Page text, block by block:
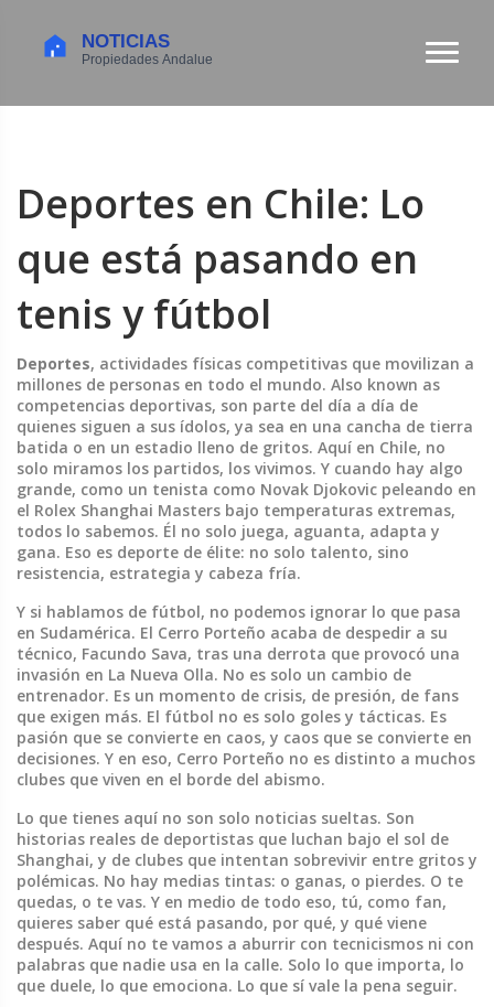
Deportes en Chile: Lo
que está pasando en
tenis y fútbol
Deportes, actividades físicas competitivas que movilizan a
millones de personas en todo el mundo. Also known as
competencias deportivas, son parte del día a día de
quienes siguen a sus ídolos, ya sea en una cancha de tierra
batida o en un estadio lleno de gritos. Aquí en Chile, no
solo miramos los partidos, los vivimos. Y cuando hay algo
grande, como un tenista como Novak Djokovic peleando en
el Rolex Shanghai Masters bajo temperaturas extremas,
todos lo sabemos. Él no solo juega, aguanta, adapta y
gana. Eso es deporte de élite: no solo talento, sino
resistencia, estrategia y cabeza fría.
Y si hablamos de fútbol, no podemos ignorar lo que pasa
en Sudamérica. El Cerro Porteño acaba de despedir a su
técnico, Facundo Sava, tras una derrota que provocó una
invasión en La Nueva Olla. No es solo un cambio de
entrenador. Es un momento de crisis, de presión, de fans
que exigen más. El fútbol no es solo goles y tácticas. Es
pasión que se convierte en caos, y caos que se convierte en
decisiones. Y en eso, Cerro Porteño no es distinto a muchos
clubes que viven en el borde del abismo.
Lo que tienes aquí no son solo noticias sueltas. Son
historias reales de deportistas que luchan bajo el sol de
Shanghai, y de clubes que intentan sobrevivir entre gritos y
polémicas. No hay medias tintas: o ganas, o pierdes. O te
quedas, o te vas. Y en medio de todo eso, tú, como fan,
quieres saber qué está pasando, por qué, y qué viene
después. Aquí no te vamos a aburrir con tecnicismos ni con
palabras que nadie usa en la calle. Solo lo que importa, lo
que duele, lo que emociona. Lo que sí vale la pena seguir.